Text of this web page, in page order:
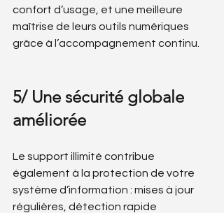
confort d’usage, et une meilleure
maîtrise de leurs outils numériques
grâce à l’accompagnement continu.
5/ Une sécurité globale
améliorée
Le support illimité contribue
également à la protection de votre
système d’information : mises à jour
régulières, détection rapide